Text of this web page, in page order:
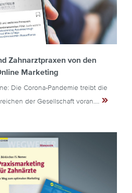
Zahnarztpraxen von den
Marketing
Die Corona-Pandemie treibt die
der Gesellschaft voran.... »